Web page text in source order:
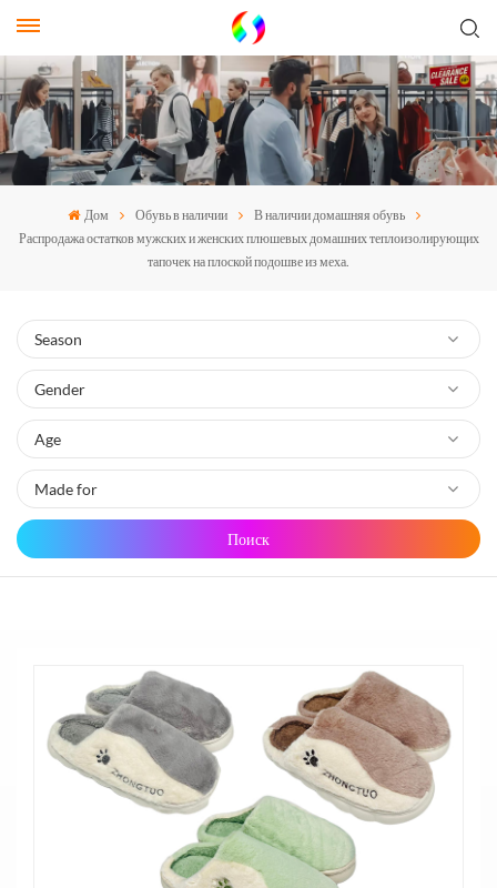
Дом Обувь в наличии
В наличии домашняя обувь
Распродажа остатков мужских и женских плюшевых домашних теплоизолирующих
тапочек на плоской подошве из меха.
Поиск